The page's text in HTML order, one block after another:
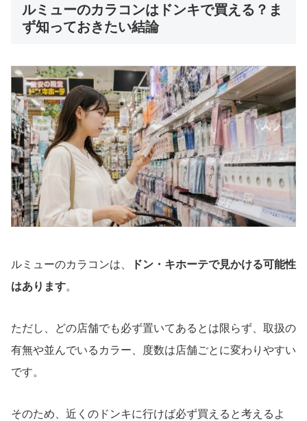
ルミューのカラコンはドンキで買える？ま
ず知っておきたい結論
ルミューのカラコンは、
ドン・キホーテで見かける可能性
はあります。
ただし、どの店舗でも必ず置いてあるとは限らず、取扱の
有無や並んでいるカラー、度数は店舗ごとに変わりやすい
です。
そのため、近くのドンキに行けば必ず買えると考えるよ